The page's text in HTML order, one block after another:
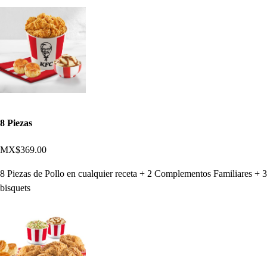
8 Piezas
MX$369.00
8 Piezas de Pollo en cualquier receta + 2 Complementos Familiares + 3
bisquets